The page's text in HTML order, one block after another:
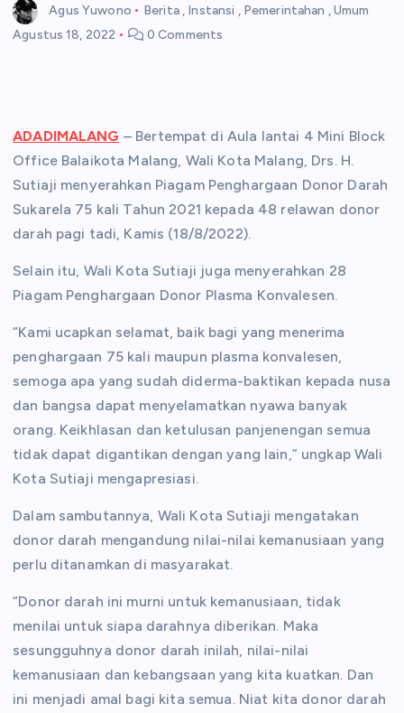
Agus Yuwono Berita, Instansi , Pemerintahan ,Umum
Agustus 18, 2022
0 Comments
ADADIMALANG – Bertempat di Aula lantai 4 Mini Block
Office Balaikota Malang, Wali Kota Malang, Drs. H.
Sutiaji menyerahkan Piagam Penghargaan Donor Darah
Sukarela 75 kali Tahun 2021 kepada 48 relawan donor
darah pagi tadi, Kamis (18/8/2022).
Selain itu, Wali Kota Sutiaji juga menyerahkan 28
Piagam Penghargaan Donor Plasma Konvalesen.
“Kami ucapkan selamat, baik bagi yang menerima
penghargaan 75 kali maupun plasma konvalesen,
semoga apa yang sudah diderma-baktikan kepada nusa
dan bangsa dapat menyelamatkan nyawa banyak
orang. Keikhlasan dan ketulusan panjenengan semua
tidak dapat digantikan dengan yang lain,” ungkap Wali
Kota Sutiaji mengapresiasi.
Dalam sambutannya, Wali Kota Sutiaji mengatakan
donor darah mengandung nilai-nilai kemanusiaan yang
perlu ditanamkan di masyarakat.
“Donor darah ini murni untuk kemanusiaan, tidak
menilai untuk siapa darahnya diberikan. Maka
sesungguhnya donor darah inilah, nilai-nilai
kemanusiaan dan kebangsaan yang kita kuatkan. Dan
ini menjadi amal bagi kita semua. Niat kita donor darah